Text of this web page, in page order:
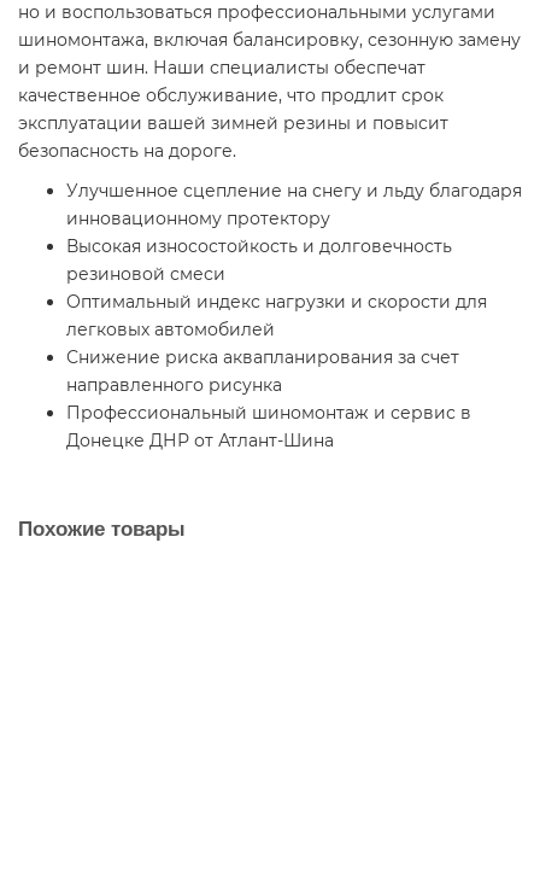
но и воспользоваться профессиональными услугами
шиномонтажа, включая балансировку, сезонную замену
и ремонт шин. Наши специалисты обеспечат
качественное обслуживание, что продлит срок
эксплуатации вашей зимней резины и повысит
безопасность на дороге.
Улучшенное сцепление на снегу и льду благодаря
инновационному протектору
Высокая износостойкость и долговечность
резиновой смеси
Оптимальный индекс нагрузки и скорости для
легковых автомобилей
Снижение риска аквапланирования за счет
направленного рисунка
Профессиональный шиномонтаж и сервис в
Донецке ДНР от Атлант-Шина
Похожие товары